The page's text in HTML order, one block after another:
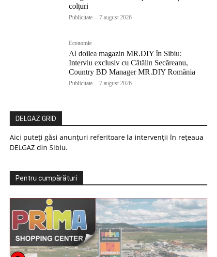
colțuri
Publicitate - 7 august 2026
Economie
Al doilea magazin MR.DIY în Sibiu:
Interviu exclusiv cu Cătălin Secăreanu,
Country BD Manager MR.DIY România
Publicitate - 7 august 2026
DELGAZ GRID
Aici puteți găsi anunțuri referitoare la intervenții în rețeaua
DELGAZ din Sibiu.
Pentru cumpărături